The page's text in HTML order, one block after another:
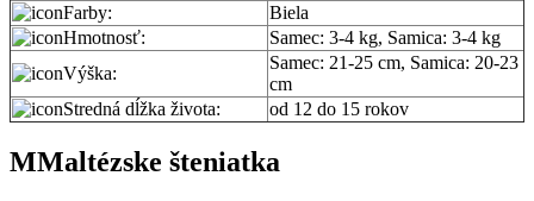
Farby:
Biela
Hmotnosť:
Samec: 3-4 kg, Samica: 3-4 kg
Výška:
Samec: 21-25 cm, Samica: 20-23
cm
Stredná dĺžka života:
od 12 do 15 rokov
MMaltézske šteniatka